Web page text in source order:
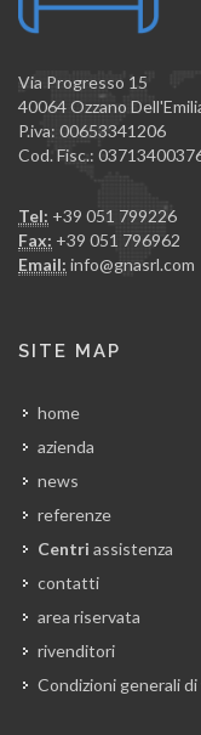
Via Progresso 15
40064 Ozzano
P.iva: 00653341206
Cod. Fisc.:
Tel: +39 051 799226
Fax: +39 051 796962
Email: info@gnasrl.com
SITE MAP
home
azienda
news
referenze
Centri assistenza
contatti
area riservata
rivenditori
Condizioni generali